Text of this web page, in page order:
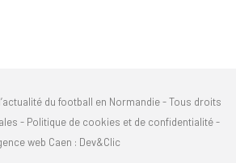
du football en Normandie - Tous droits
- Politique de cookies et de confidentialité-
web Caen : Dev&Clic